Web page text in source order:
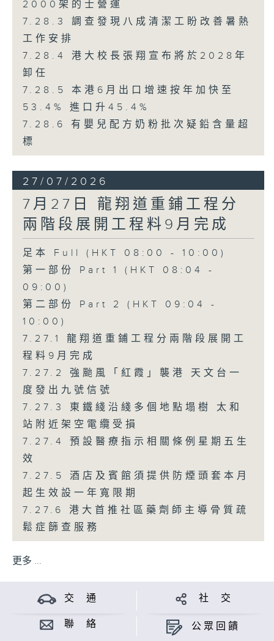
2000架的士營運
7.28.3 調查發現八成清潔工盼改善暑熱
工作安排
7.28.4 港大校長張翔宣布將於2028年
卸任
7.28.5 本港6月出口增速按年加快至
53.4% 進口升45.4%
7.28.6 有嬰兒配方奶粉批次疑鉛含量超
標
27/07/2026
7月27日 龍翔道重鋪工程分
兩階段展開工程料9月完成
足本 Full (HKT 08:00 - 10:00)
第一部份 Part 1 (HKT 08:04 -
09:00)
第二部份 Part 2 (HKT 09:04 -
10:00)
7.27.1 龍翔道重鋪工程分兩階段展開工
程料9月完成
7.27.2 強颱風「紅霞」襲港 天文台一
度發出九號信號
7.27.3 東鐵綫沿綫多個地點塌樹 太和
站附近架空電纜受損
7.27.4 預設醫療指示相關條例星期五生
效
7.27.5 酒店及賓館須提供防煙頭套本月
起生效設一年寬限期
7.27.6 港大首推社區藥劑師主導骨質疏
鬆症篩查服務
更多 ...
交 通 社 交
聯 絡 公眾回饋